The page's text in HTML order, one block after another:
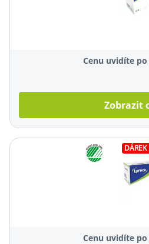
Cenu uvidíte
Zobrazit
Cenu uvidíte